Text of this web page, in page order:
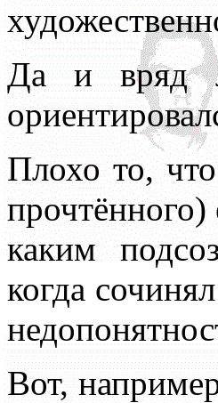
Да и вряд
Плохо то,
каким
когда
Вот,